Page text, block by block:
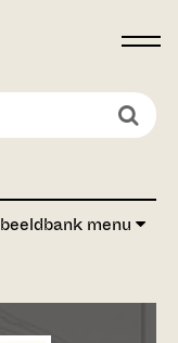
beeldbank menu